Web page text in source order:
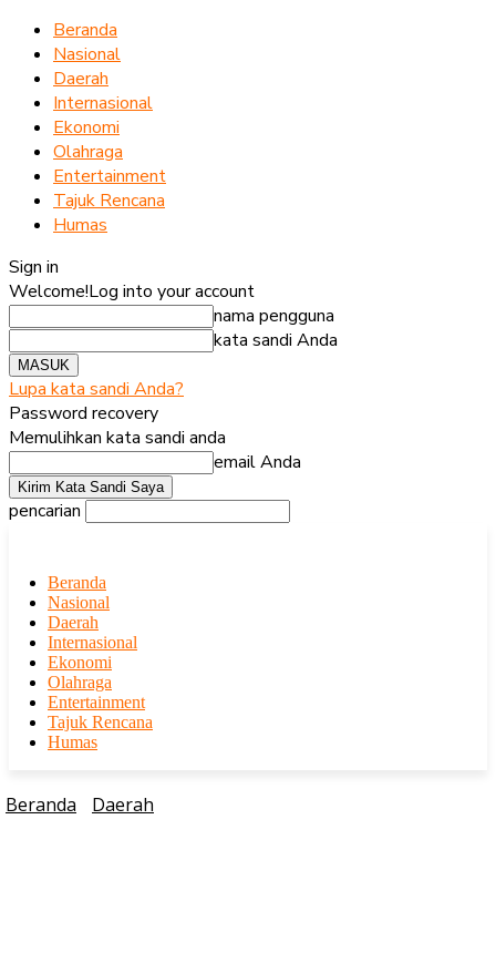
Beranda
Nasional
Daerah
Internasional
Ekonomi
Olahraga
Entertainment
Tajuk Rencana
Humas
Sign in
Welcome!Log into your account
nama pengguna
kata sandi Anda
Lupa kata sandi Anda?
Password recovery
Memulihkan kata sandi anda
email Anda
pencarian
Beranda
Nasional
Daerah
Internasional
Ekonomi
Olahraga
Entertainment
Tajuk Rencana
Humas
Beranda Daerah